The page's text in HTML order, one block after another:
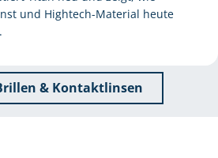
und Hightech-Material heute
& Kontaktlinsen